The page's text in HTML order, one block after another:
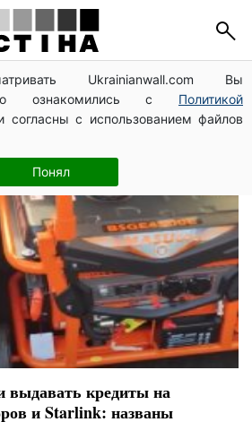
Ukrainianwall.com Вы
ознакомились с Политикой
согласны с использованием файлов
Понял
выдавать кредиты на
и Starlink: названы